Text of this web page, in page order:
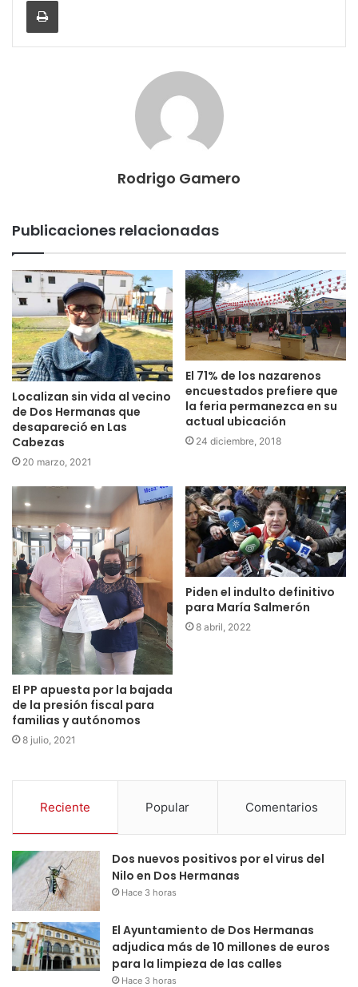
Rodrigo Gamero
Publicaciones relacionadas
Localizan sin vida al vecino
de Dos Hermanas que
desapareció en Las
Cabezas
20 marzo, 2021
El 71% de los nazarenos
encuestados prefiere que
la feria permanezca en su
actual ubicación
24 diciembre, 2018
El PP apuesta por la bajada
de la presión fiscal para
familias y autónomos
8 julio, 2021
Piden el indulto definitivo
para María Salmerón
8 abril, 2022
Reciente Popular Comentarios
Dos nuevos positivos por el virus del
Nilo en Dos Hermanas
Hace 3 horas
El Ayuntamiento de Dos Hermanas
adjudica más de 10 millones de euros
para la limpieza de las calles
Hace 3 horas